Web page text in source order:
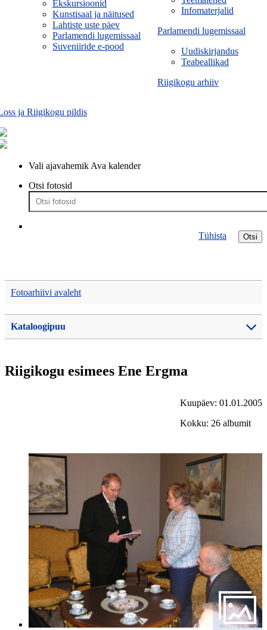
Infomaterjalid
Parlamendi lugemissaal
Uudiskirjandus
Teabeallikad
Riigikogu arhiiv
Ekskursioonid
Kunstisaal ja näitused
Lahtiste uste päev
Parlamendi lugemissaal
Suveniiride e-pood
ja Riigikogu pildis
Vali ajavahemik Ava kalender
Otsi fotosid
Otsi
Tühista
Fotoarhiivi avaleht
Kataloogipuu
Riigikogu esimees Ene Ergma
Kuupäev: 01.01.2005
Kokku: 26 albumit